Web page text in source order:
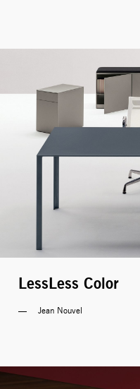
LessLess Color
Jean Nouvel